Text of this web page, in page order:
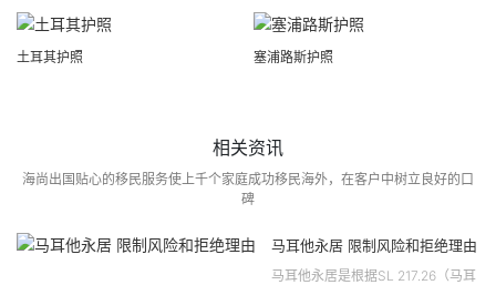
土耳其护照 塞浦路斯护照
相关资讯
海尚出国贴心的移民服务使上千个家庭成功移民海外，在客户中树立良好的口
碑
马耳他永居 限制风险和拒绝理由
马耳他永居是根据SL 217.26（马耳